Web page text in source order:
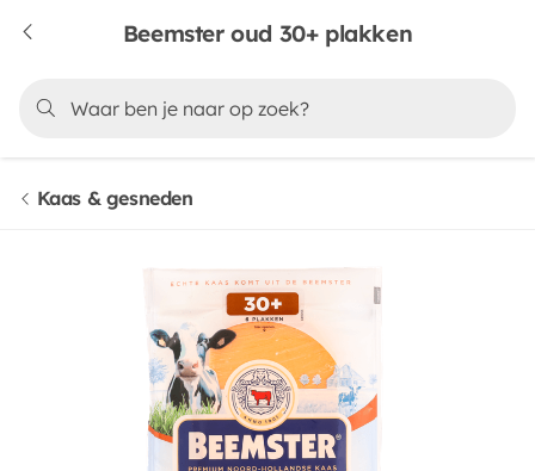
Beemster oud 30+ plakken
Kaas & gesneden